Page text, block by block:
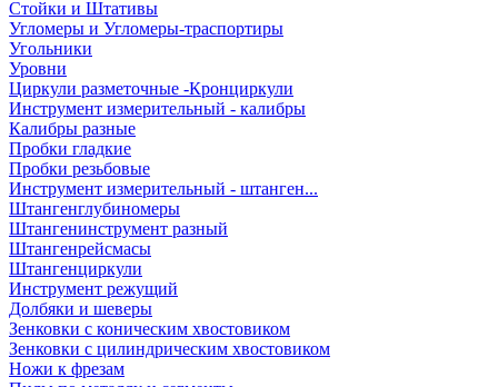
Стойки и Штативы
Угломеры и Угломеры-траспортиры
Угольники
Уровни
Циркули разметочные -Кронциркули
Инструмент измерительный - калибры
Калибры разные
Пробки гладкие
Пробки резьбовые
Инструмент измерительный - штанген...
Штангенглубиномеры
Штангенинструмент разный
Штангенрейсмасы
Штангенциркули
Инструмент режущий
Долбяки и шеверы
Зенковки с коническим хвостовиком
Зенковки с цилиндрическим хвостовиком
Ножи к фрезам